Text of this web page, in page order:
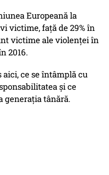
Europeană la
victime, față de 29% în
victime ale violenței în
2016.
ce se întâmplă cu
și ce
generația tânără.